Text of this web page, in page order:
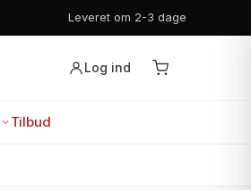
Leveret om 2-3 dage
Log ind
Tilbud